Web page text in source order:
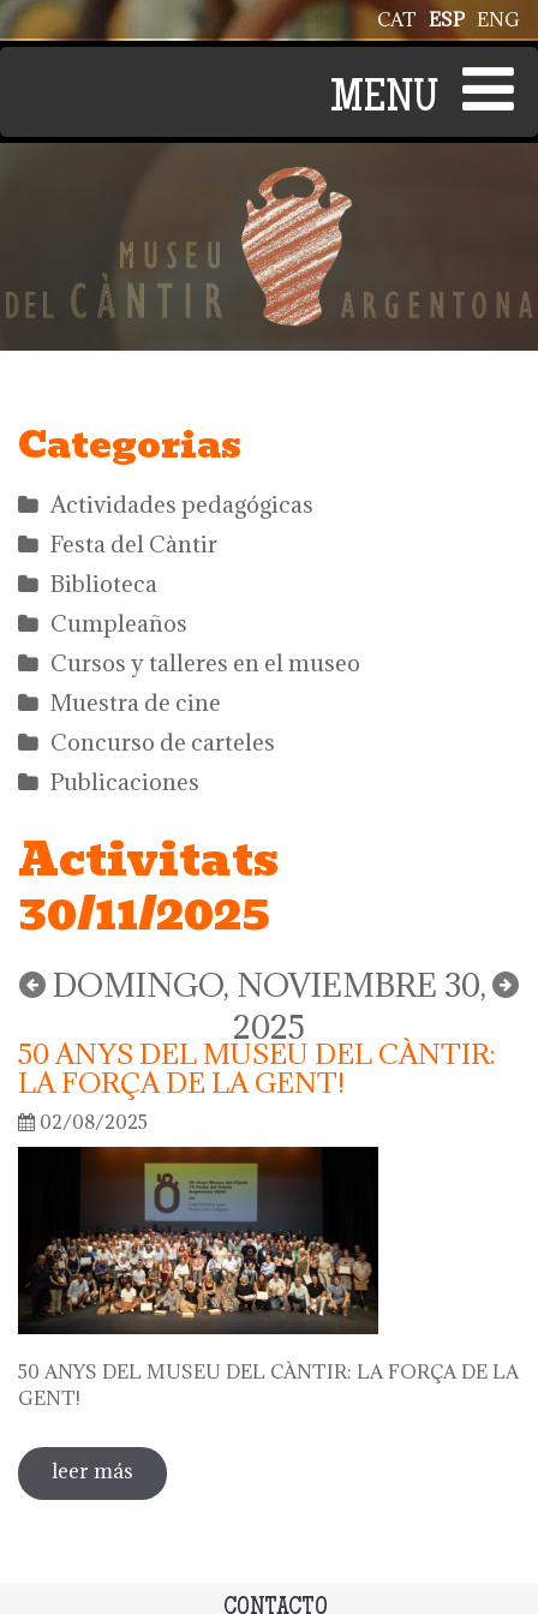
Pasar al contenido principal ENG
ESP
CAT
Categorias
Actividades pedagógicas
Festa del Càntir
Biblioteca
Cumpleaños
Cursos y talleres en el museo
Muestra de cine
Concurso de carteles
Publicaciones
Activitats
30/11/2025
DOMINGO, NOVIEMBRE 30,
2025
50 ANYS DEL MUSEU DEL CÀNTIR:
LA FORÇA DE LA GENT!
02/08/2025
50 ANYS DEL MUSEU DEL CÀNTIR: LA FORÇA DE LA
GENT!
leer más sobre 50 anys del museu del càntir: la
força de la gent!
CONTACTO